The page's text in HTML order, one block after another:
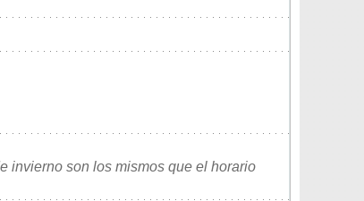
invierno son los mismos que el horario